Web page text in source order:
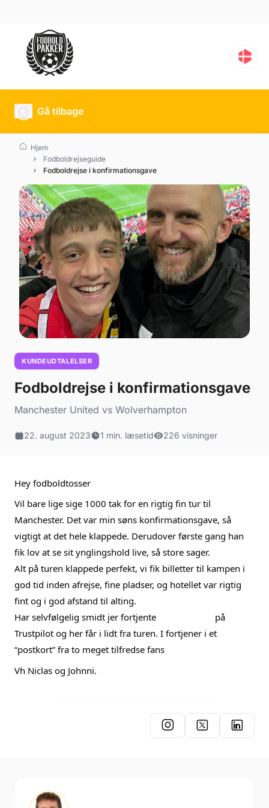
Gå tilbage
Hjem
Fodboldrejseguide
Fodboldrejse i konfirmationsgave
KUNDEUDTALELSER
Fodboldrejse i konfirmationsgave
Manchester United vs Wolverhampton
22. august 2023 1 min. læsetid 226 visninger
Hey fodboldtosser
Vil bare lige sige 1000 tak for en rigtig fin tur til
Manchester. Det var min søns konfirmationsgave, så
vigtigt at det hele klappede. Derudover første gang han
fik lov at se sit ynglingshold live, så store sager.
Alt på turen klappede perfekt, vi fik billetter til kampen i
god tid inden afrejse, fine pladser, og hotellet var rigtig
fint og i god afstand til alting.
Har selvfølgelig smidt jer fortjente
på
Trustpilot og her får i lidt fra turen. I fortjener i et
“postkort” fra to meget tilfredse fans
Vh Niclas og Johnni.